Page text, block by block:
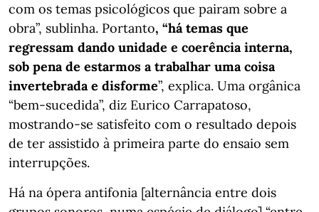
com os temas psicológicos que pairam sobre a
obra”, sublinha. Portanto, “há temas que
regressam dando unidade e coerência interna,
sob pena de estarmos a trabalhar uma coisa
invertebrada e disforme”, explica. Uma orgânica
“bem-sucedida”, diz Eurico Carrapatoso,
mostrando-se satisfeito com o resultado depois
de ter assistido à primeira parte do ensaio sem
interrupções.
Há na ópera antifonia [alternância entre dois